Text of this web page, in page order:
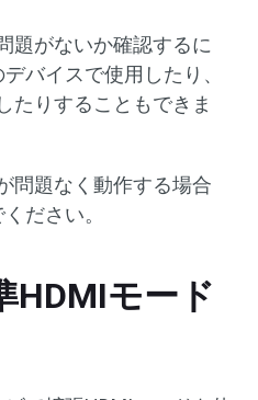
題がないか確認するに
バイスで使用したり、
たりすることもできま
問題なく動作する場合
ださい。
HDMIモード